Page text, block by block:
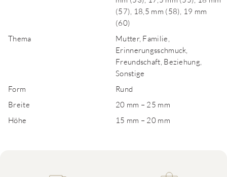
(57), 18,5 mm (58), 19 mm
(60)
Thema
Mutter, Familie,
Erinnerungsschmuck,
Freundschaft, Beziehung,
Sonstige
Form
Rund
Breite
20 mm – 25 mm
Höhe
15 mm – 20 mm